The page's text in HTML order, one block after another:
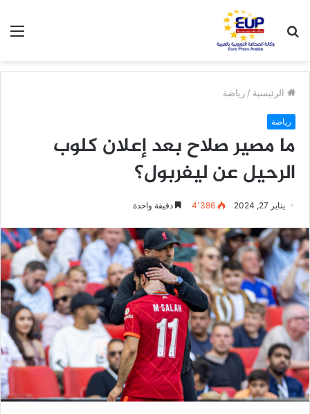
عن
الرئيسية / رياضة
رياضة
ما مصير صلاح بعد إعلان كلوب
الرحيل عن ليفربول؟
يناير 27, 2024 4٬386 دقيقة واحدة